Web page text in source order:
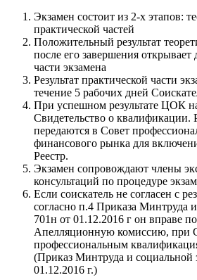
Экзамен состоит из 2-х этапов:
практической частей
Положительный результат
после его завершения открывает
части экзамена
Результат практической части
течение 5 рабочих дней
При успешном результате ЦОК
Свидетельство о квалификации.
передаются в Совет
финансового рынка для
Реестр.
Экзамен сопровождают члены
консультаций по процедуре
Если соискатель не согласен с
согласно п.4 Приказа Минтруда
701н от 01.12.2016 г он вправе
Апелляционную комиссию, при
профессиональным
(Приказ Минтруда и
01.12.2016 г.)